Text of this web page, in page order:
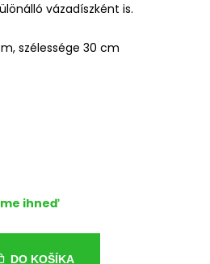
vázadíszként is.
szélessége 30 cm
ihneď
DO KOŠÍKA